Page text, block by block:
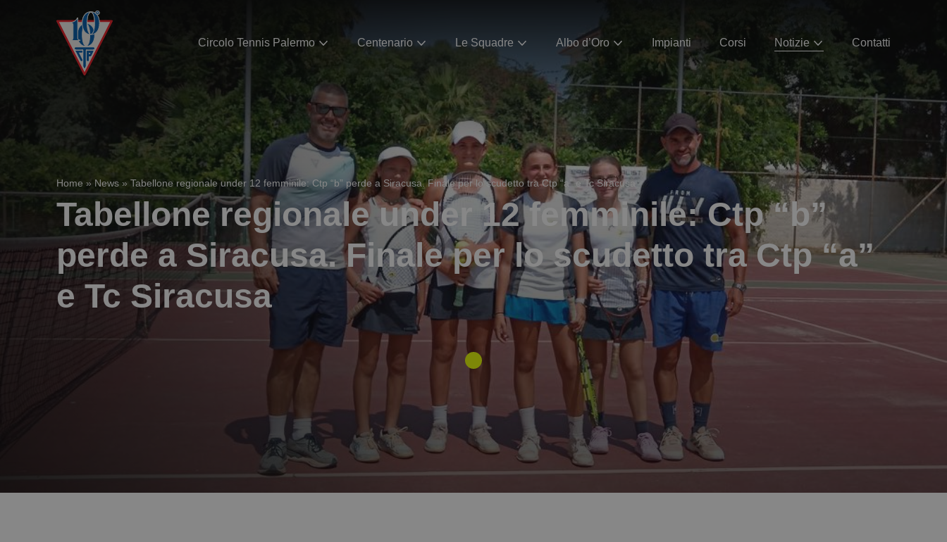
Circolo Tennis Palermo Centenario Le Squadre Albo d’Oro Impianti Corsi Notizie Contatti
Home » News » Tabellone regionale under 12 femminile: Ctp “b” perde a Siracusa. Finale per lo scudetto tra Ctp “a” e Tc Siracusa
Tabellone regionale under 12 femminile: Ctp “b”
perde a Siracusa. Finale per lo scudetto tra Ctp “a”
e Tc Siracusa